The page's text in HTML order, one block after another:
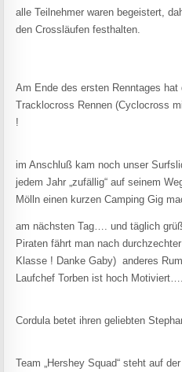
alle Teilnehmer waren begeistert,
den Crossläufen festhalten.
Am Ende des ersten Renntages
Tracklocross Rennen (Cyclocross
!
im Anschluß kam noch unser
jedem Jahr „zufällig“ auf seinem
Mölln einen kurzen Camping Gig
am nächsten Tag…. und täglich
Piraten fährt man nach
Klasse ! Danke Gaby) anderes
Laufchef Torben ist hoch Motiviert….
Cordula betet ihren geliebten
Team „Hershey Squad“ steht auf